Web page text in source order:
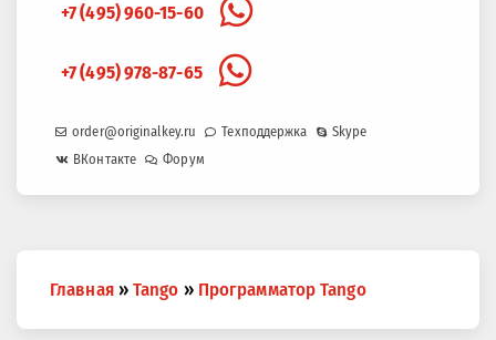
+7 (495) 960-15-60
+7 (495) 978-87-65
order@originalkey.ru Техподдержка
Skype
ВКонтакте
Форум
здесь
Главная » Tango » Программатор Tango